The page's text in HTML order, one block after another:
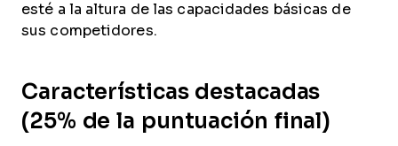
esté a la altura de las capacidades básicas de
sus competidores.
Características destacadas
(25% de la puntuación final)